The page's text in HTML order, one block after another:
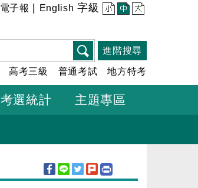
電子報 English 字級 小 中 大
進階搜尋
高考三級 普通考試 地方特考
考選統計 主題專區